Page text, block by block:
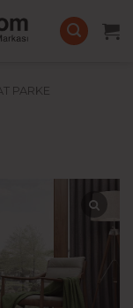
PARKE